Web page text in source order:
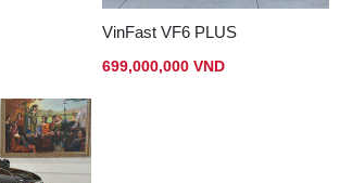
VinFast VF6 PLUS
699,000,000 VND